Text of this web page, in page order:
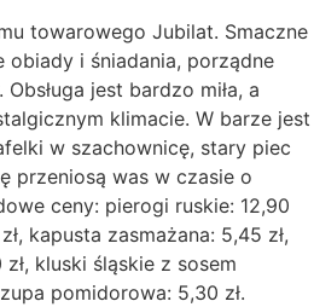
towarowego Jubilat. Smaczne
i śniadania, porządne
jest bardzo miła, a
klimacie. W barze jest
w szachownicę, stary piec
przeniosą was w czasie o
ceny: pierogi ruskie: 12,90
kapusta zasmażana: 5,45 zł,
kluski śląskie z sosem
pomidorowa: 5,30 zł.